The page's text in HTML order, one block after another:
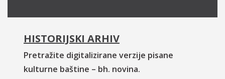
HISTORIJSKI ARHIV
Pretražite digitalizirane verzije pisane
kulturne baštine – bh. novina.